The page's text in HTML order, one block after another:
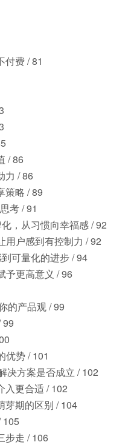
付费 / 81
/ 86
力 / 86
策略 / 89
考 / 91
，从习惯向幸福感 / 92
用户感到有控制力 / 92
可量化的进步 / 94
予更高意义 / 96
的产品观 / 99
99
优势 / 101
决方案是否成立 / 102
入更合适 / 102
芽期的区别 / 104
105
步走 / 106